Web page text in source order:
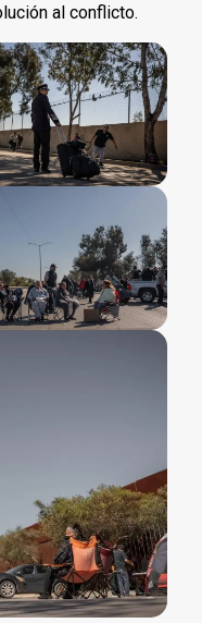
al conflicto.